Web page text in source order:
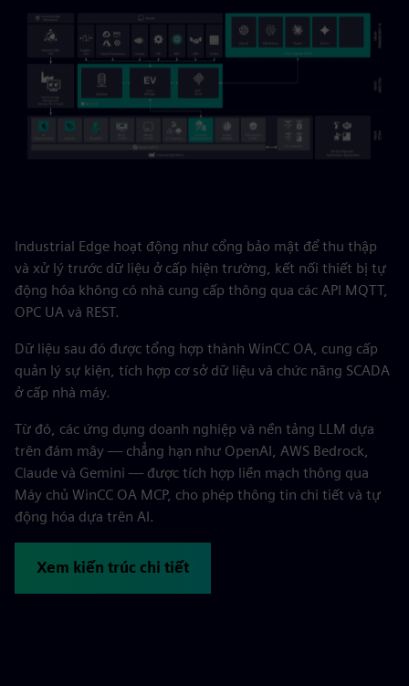
Industrial Edge hoạt động như cổng bảo mật để thu thập
và xử lý trước dữ liệu ở cấp hiện trường, kết nối thiết bị tự
động hóa không có nhà cung cấp thông qua các API MQTT,
OPC UA và REST.
Dữ liệu sau đó được tổng hợp thành WinCC OA, cung cấp
quản lý sự kiện, tích hợp cơ sở dữ liệu và chức năng SCADA
ở cấp nhà máy.
Từ đó, các ứng dụng doanh nghiệp và nền tảng LLM dựa
trên đám mây — chẳng hạn như OpenAI, AWS Bedrock,
Claude và Gemini — được tích hợp liền mạch thông qua
Máy chủ WinCC OA MCP, cho phép thông tin chi tiết và tự
động hóa dựa trên AI.
Xem kiến trúc chi tiết